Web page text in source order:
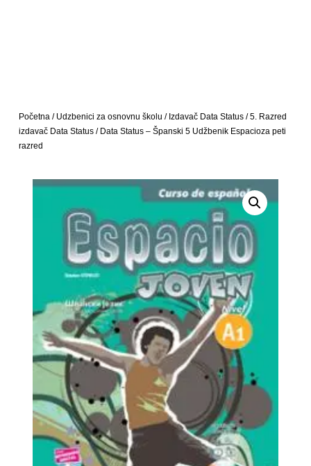
Početna/ Udzbenici za osnovnu školu / Izdavač Data Status/5. Razred
izdavač Data Status/ Data Status – Španski 5 Udžbenik Espacioza peti
razred